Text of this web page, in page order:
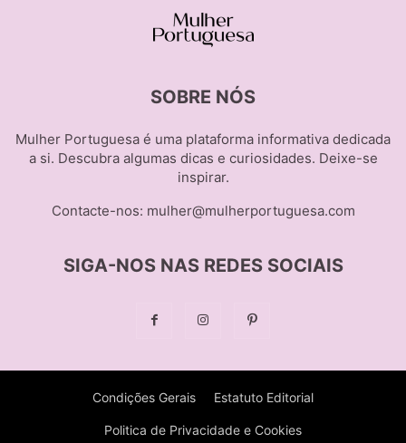
SOBRE NÓS
Mulher Portuguesa é uma plataforma informativa dedicada
a si. Descubra algumas dicas e curiosidades. Deixe-se
inspirar.
Contacte-nos: mulher@mulherportuguesa.com
SIGA-NOS NAS REDES SOCIAIS
Condições Gerais Estatuto Editorial
Politica de Privacidade e Cookies